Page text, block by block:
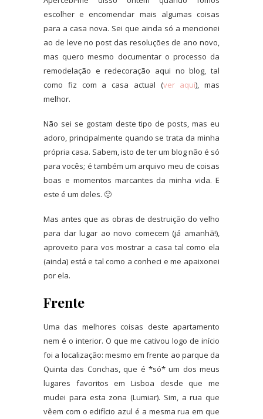
escolher e encomendar mais algumas coisas
para a casa nova. Sei que ainda só a mencionei
ao de leve no post das resoluções de ano novo,
mas quero mesmo documentar o processo da
remodelação e redecoração aqui no blog, tal
como fiz com a casa actual (ver aqui), mas
melhor.
Não sei se gostam deste tipo de posts, mas eu
adoro, principalmente quando se trata da minha
própria casa. Sabem, isto de ter um blog não é só
para vocês; é também um arquivo meu de coisas
boas e momentos marcantes da minha vida. E
este é um deles. 🙂
Mas antes que as obras de destruição do velho
para dar lugar ao novo comecem (já amanhã!),
aproveito para vos mostrar a casa tal como ela
(ainda) está e tal como a conheci e me apaixonei
por ela.
Frente
Uma das melhores coisas deste apartamento
nem é o interior. O que me cativou logo de início
foi a localização: mesmo em frente ao parque da
Quinta das Conchas, que é *só* um dos meus
lugares favoritos em Lisboa desde que me
mudei para esta zona (Lumiar). Sim, a rua que
vêem com o edifício azul é a mesma rua em que